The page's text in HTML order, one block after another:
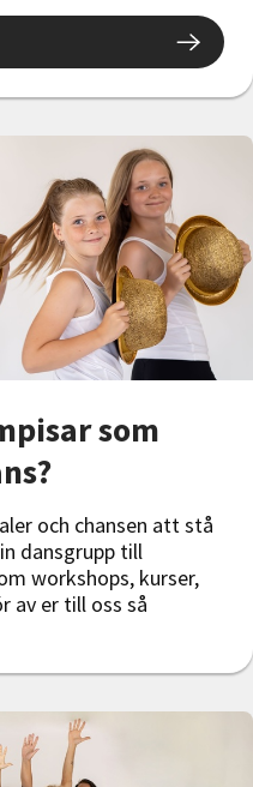
som
och chansen att stå
dansgrupp till
workshops, kurser,
av er till oss så